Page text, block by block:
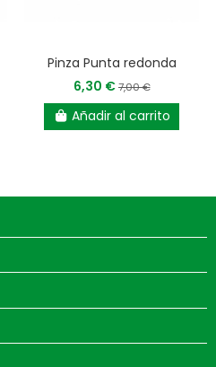
Pinza Punta redonda
6,30 €7,00 €
Añadir al carrito